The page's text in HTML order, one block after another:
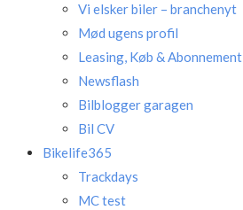
Vi elsker biler – branchenyt
Mød ugens profil
Leasing, Køb & Abonnement
Newsflash
Bilblogger garagen
Bil CV
Bikelife365
Trackdays
MC test